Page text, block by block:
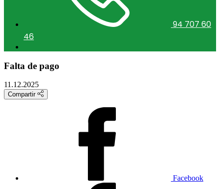
94 707 60
46
Falta de pago
11.12.2025
Compartir
Facebook